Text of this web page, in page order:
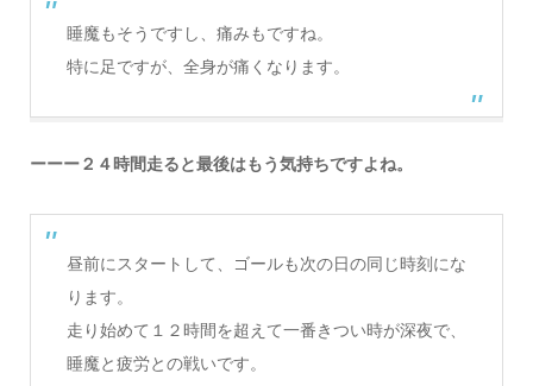
睡魔もそうですし、痛みもですね。
特に足ですが、全身が痛くなります。
ーーー２４時間走ると最後はもう気持ちですよね。
昼前にスタートして、ゴールも次の日の同じ時刻にな
ります。
走り始めて１２時間を超えて一番きつい時が深夜で、
睡魔と疲労との戦いです。